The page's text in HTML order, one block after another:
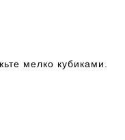
мелко кубиками.